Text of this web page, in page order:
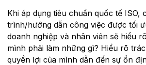
Khi áp dụng tiêu chuẩn quốc tế ISO,
trình/hướng dẫn công việc được tối
doanh nghiệp và nhân viên sẽ hiểu
mình phải làm những gì? Hiểu rõ
quyền lợi của mình dẫn đến sự ổn